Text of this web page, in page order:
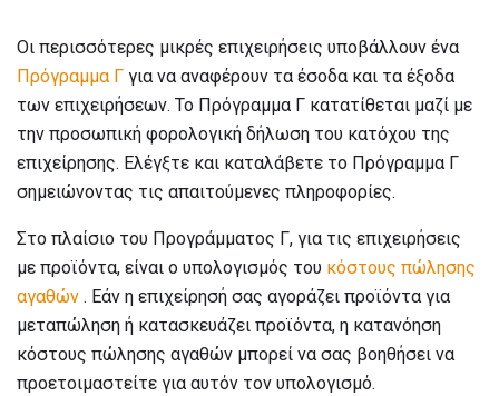
Οι περισσότερες μικρές επιχειρήσεις υποβάλλουν ένα
Πρόγραμμα Γ για να αναφέρουν τα έσοδα και τα έξοδα
των επιχειρήσεων. Το Πρόγραμμα Γ κατατίθεται μαζί με
την προσωπική φορολογική δήλωση του κατόχου της
επιχείρησης. Ελέγξτε και καταλάβετε το Πρόγραμμα Γ
σημειώνοντας τις απαιτούμενες πληροφορίες.
Στο πλαίσιο του Προγράμματος Γ, για τις επιχειρήσεις
με προϊόντα, είναι ο υπολογισμός του κόστους πώλησης
αγαθών . Εάν η επιχείρησή σας αγοράζει προϊόντα για
μεταπώληση ή κατασκευάζει προϊόντα, η κατανόηση
κόστους πώλησης αγαθών μπορεί να σας βοηθήσει να
προετοιμαστείτε για αυτόν τον υπολογισμό.